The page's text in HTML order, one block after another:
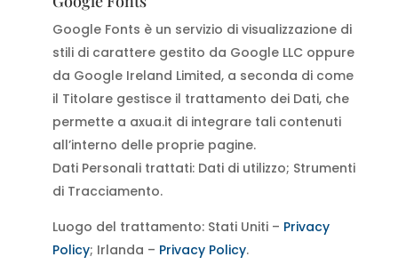
Google Fonts è un servizio di visualizzazione di
stili di carattere gestito da Google LLC oppure
da Google Ireland Limited, a seconda di come
il Titolare gestisce il trattamento dei Dati, che
permette a axua.it di integrare tali contenuti
all’interno delle proprie pagine.
Dati Personali trattati: Dati di utilizzo; Strumenti
di Tracciamento.
Luogo del trattamento: Stati Uniti – Privacy
Policy; Irlanda – Privacy Policy.